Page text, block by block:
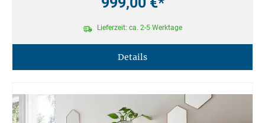
Lieferzeit: ca. 2-5 Werktage
Details